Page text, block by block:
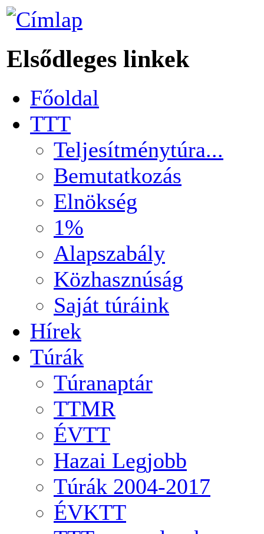
Elsődleges linkek
Főoldal
TTT
Teljesítménytúra...
Bemutatkozás
Elnökség
1%
Alapszabály
Közhasznúság
Saját túráink
Hírek
Túrák
Túranaptár
TTMR
ÉVTT
Hazai Legjobb
Túrák 2004-2017
ÉVKTT